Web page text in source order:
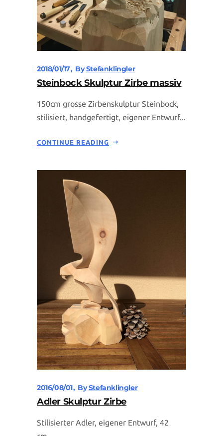
2018/01/17 ByStefanklingler
Steinbock Skulptur Zirbe massiv
150cm grosse Zirbenskulptur Steinbock,
stilisiert, handgefertigt, eigener Entwurf...
CONTINUE READING
2016/08/01 ByStefanklingler
Adler Skulptur Zirbe
Stilisierter Adler, eigener Entwurf, 42